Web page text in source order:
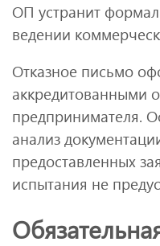
ОП устранит
ведении
Отказное письмо
аккредитованными
предпринимателя.
анализ
предоставленных
испытания не